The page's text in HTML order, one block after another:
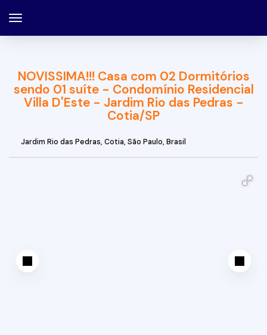
NOVISSIMA!!! Casa com 02 Dormitórios
sendo 01 suíte - Condomínio Residencial
Villa D'Este - Jardim Rio das Pedras -
Cotia/SP
Jardim Rio das Pedras, Cotia, São Paulo, Brasil